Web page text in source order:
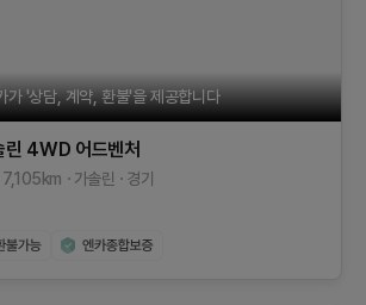
가 '상담, 계약, 환불'을 제공합니다
린 4WD 어드벤처
7,105km 가솔린 경기